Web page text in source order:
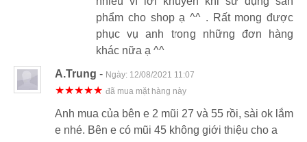
phẩm cho shop ạ ^^ . Rất mong được
phục vụ anh trong những đơn hàng
khác nữa ạ ^^
A.Trung - Ngày: 12/08/2021 11:07
★★★★★ đã mua mặt hàng này
Anh mua của bên e 2 mũi 27 và 55 rồi, sài ok lắm
e nhé. Bên e có mũi 45 không giới thiệu cho a